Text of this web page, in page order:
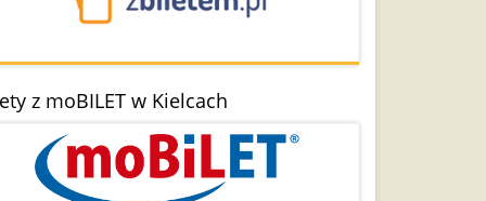
z moBILET w Kielcach